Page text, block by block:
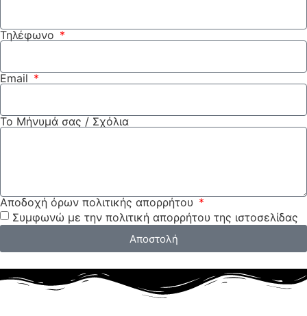
Τηλέφωνο
Email
Το Μήνυμά σας / Σχόλια
Αποδοχή όρων πολιτικής απορρήτου
Συμφωνώ με την πολιτική απορρήτου της ιστοσελίδας
Αποστολή